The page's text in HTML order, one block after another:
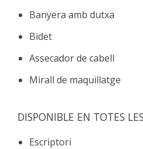
Banyera amb dutxa
Bidet
Assecador de cabell
Mirall de maquillatge
DISPONIBLE EN TOTES
Escriptori